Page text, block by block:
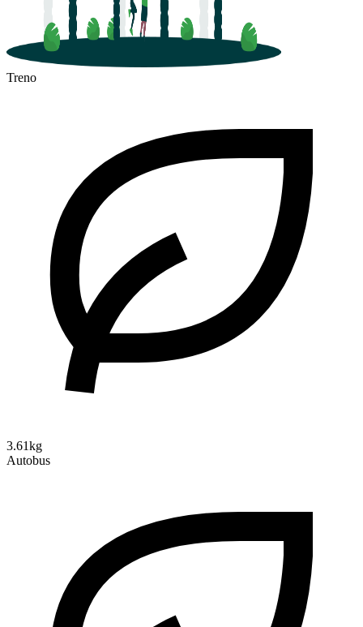
Treno
3.61kg
Autobus